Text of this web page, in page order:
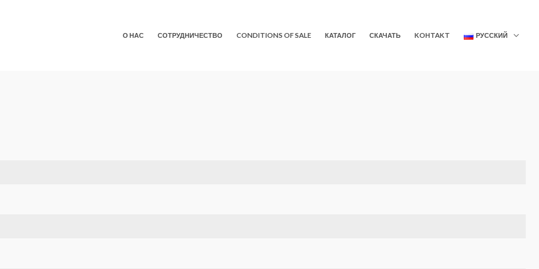
О НАС СОТРУДНИЧЕСТВО CONDITIONS OF SALE КАТАЛОГ СКАЧАТЬ KOHTAKT РУССКИЙ